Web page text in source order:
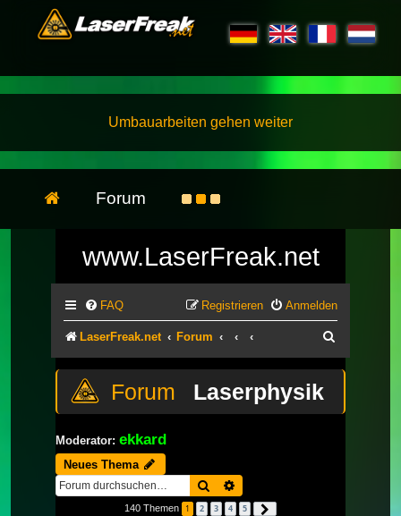
Umbauarbeiten gehen weiter
Forum
www.LaserFreak.net
FAQ Anmelden
Registrieren
LaserFreak.net Forum
Laserphysik
Moderator: ekkard
Neues Thema
Suche
140 Themen 1 2 3 4 5